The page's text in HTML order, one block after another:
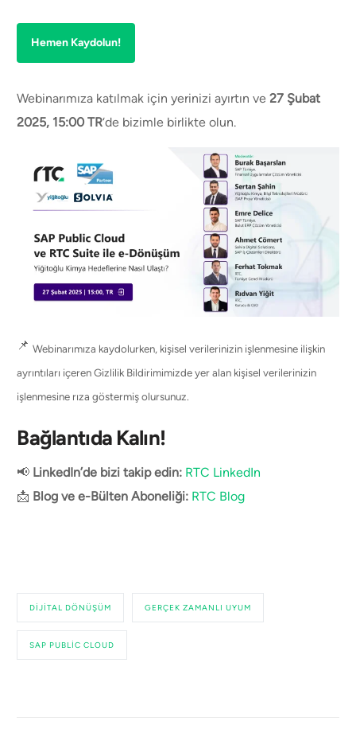
Hemen Kaydolun!
Webinarımıza katılmak için yerinizi ayırtın ve27 Şubat
2025, 15:00 TR‘de bizimle birlikte olun.
📌Webinarımıza kaydolurken, kişisel verilerinizin işlenmesine ilişkin
ayrıntıları içeren Gizlilik Bildirimimizde yer alan kişisel verilerinizin
işlenmesine rıza göstermiş olursunuz.
Bağlantıda Kalın!
📢 LinkedIn’de bizi takip edin: RTC LinkedIn
📩 Blog ve e-Bülten Aboneliği: RTC Blog
DIJITAL DÖNÜŞÜM GERÇEK ZAMANLI UYUM
SAP PUBLIC CLOUD